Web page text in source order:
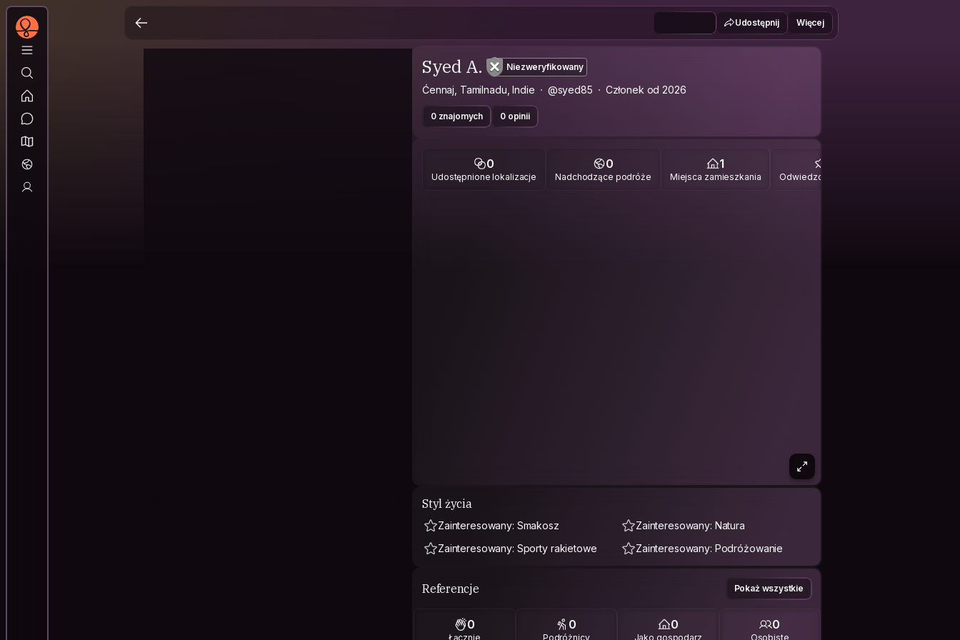
Udostępnij Więcej
Syed A. Niezweryfikowany
Ćennaj, Tamilnadu, Indie @syed85 Członek od 2026
0 znajomych 0 opinii
0
Udostępnione lokalizacje
0
Nadchodzące podróże
1
Miejsca zamieszkania Odwiedzone miejsca
Styl życia
Zainteresowany: Smakosz
Zainteresowany: Natura
Zainteresowany: Sporty rakietowe
Zainteresowany: Podróżowanie
Referencje Pokaż wszystkie
0
Łącznie
0
Podróżnicy
0
Jako gospodarz
0
Osobiste